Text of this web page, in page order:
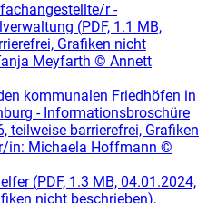
r -
(PDF, 1.1 MB,
Grafiken nicht
Meyfarth © Annett
kommunalen Friedhöfen in
- Informationsbroschüre
teilweise barrierefrei, Grafiken
in: Michaela Hoffmann ©
(PDF, 1.3 MB, 04.01.2024,
nicht beschrieben),